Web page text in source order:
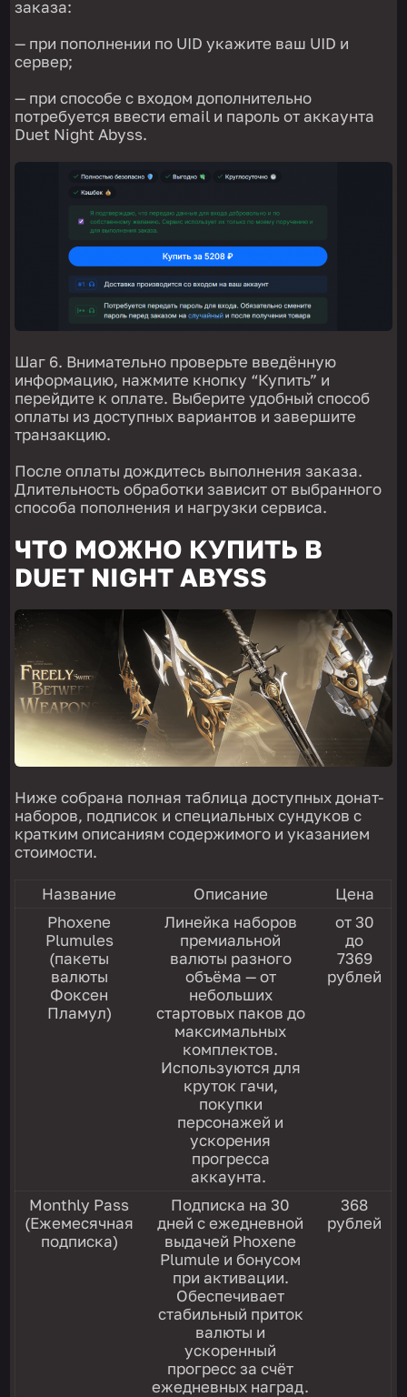
заказа:
— при пополнении по UID укажите ваш UID и
сервер;
— при способе с входом дополнительно
потребуется ввести email и пароль от аккаунта
Duet Night Abyss.
Шаг 6. Внимательно проверьте введённую
информацию, нажмите кнопку “Купить” и
перейдите к оплате. Выберите удобный способ
оплаты из доступных вариантов и завершите
транзакцию.
После оплаты дождитесь выполнения заказа.
Длительность обработки зависит от выбранного
способа пополнения и нагрузки сервиса.
ЧТО МОЖНО КУПИТЬ В
DUET NIGHT ABYSS
Ниже собрана полная таблица доступных донат-
наборов, подписок и специальных сундуков с
кратким описаниям содержимого и указанием
стоимости.
Название Описание
Цена
Phoxene
Plumules
(пакеты
валюты
Фоксен
Пламул)
Линейка наборов
премиальной
валюты разного
объёма — от
небольших
стартовых паков до
максимальных
комплектов.
Используются для
круток гачи,
покупки
персонажей и
ускорения
прогресса
аккаунта.
от 30
до
7369
рублей
Monthly Pass
(Ежемесячная
подписка)
Подписка на 30
дней с ежедневной
выдачей Phoxene
Plumule и бонусом
при активации.
Обеспечивает
стабильный приток
валюты и
ускоренный
прогресс за счёт
ежедневных наград.
368
рублей